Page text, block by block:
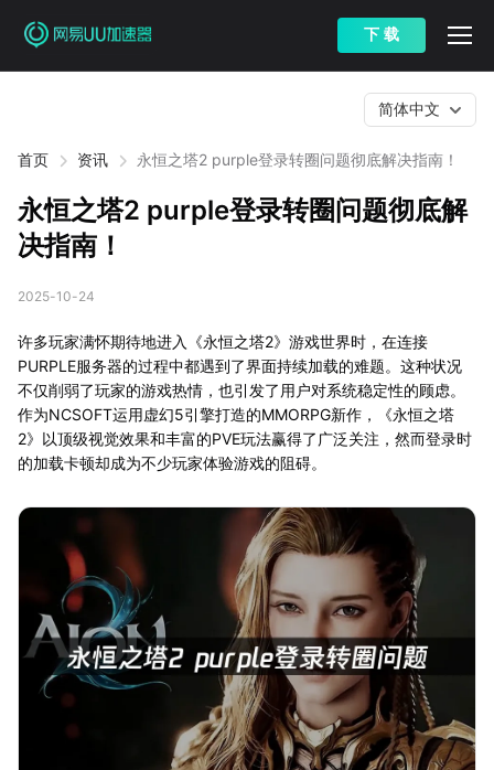
下 载
首页 资讯 永恒之塔2 purple登录转圈问题彻底解决指南！
简体中文
永恒之塔2 purple登录转圈问题彻底解
决指南！
2025-10-24
许多玩家满怀期待地进入《永恒之塔2》游戏世界时，在连接
PURPLE服务器的过程中都遇到了界面持续加载的难题。这种状况
不仅削弱了玩家的游戏热情，也引发了用户对系统稳定性的顾虑。
作为NCSOFT运用虚幻5引擎打造的MMORPG新作，《永恒之塔
2》以顶级视觉效果和丰富的PVE玩法赢得了广泛关注，然而登录时
的加载卡顿却成为不少玩家体验游戏的阻碍。